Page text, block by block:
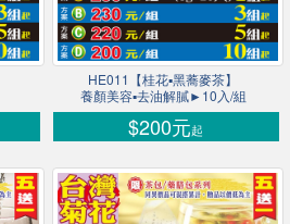
HE011【桂花▪黑蕎麥茶】
養顏美容▪去油解膩►10入/組
$200元起